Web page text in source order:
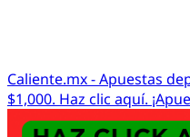
Caliente.mx - Apuestas
$1,000. Haz clic aquí.